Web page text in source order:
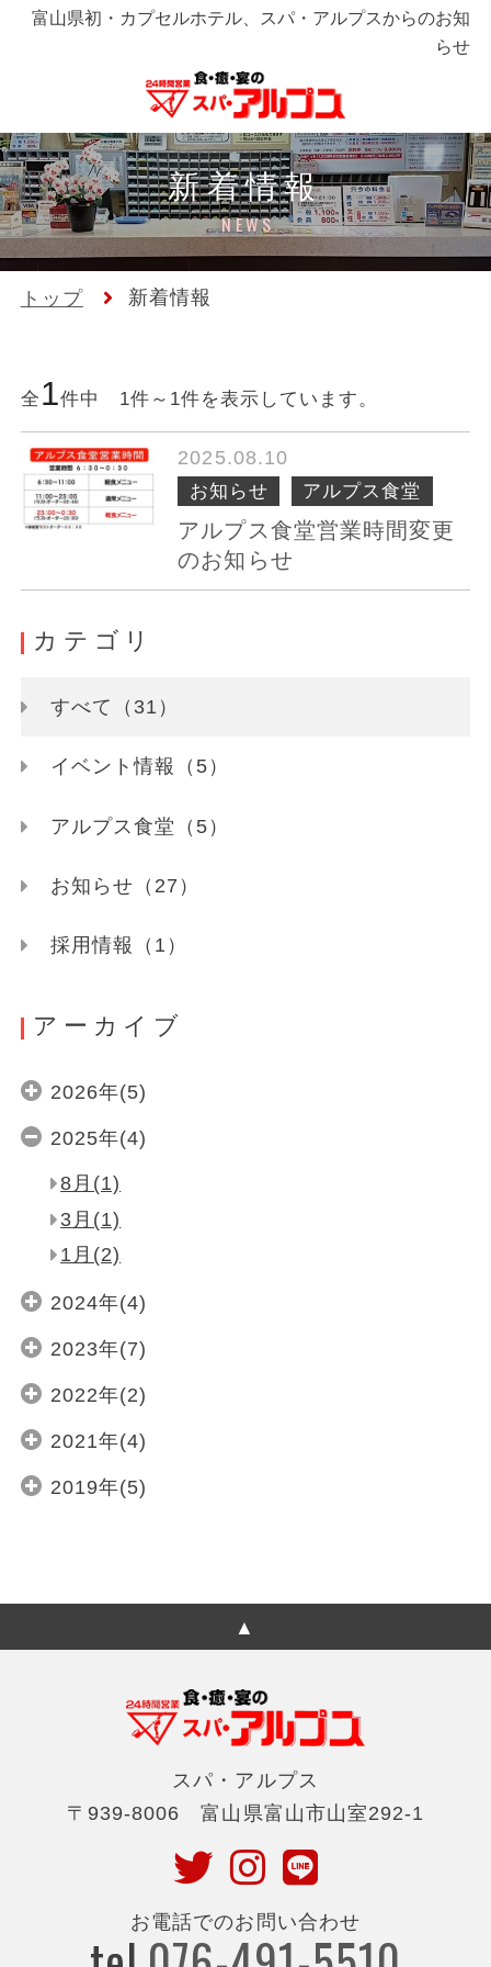
富山県初・カプセルホテル、スパ・アルプスからのお知
らせ
新着情報
NEWS
トップ 新着情報
全 1件中 1件～1件を表示しています。
2025.08.10
お知らせ アルプス食堂
アルプス食堂営業時間変更
のお知らせ
カテゴリ
すべて（31）
イベント情報（5）
アルプス食堂（5）
お知らせ（27）
採用情報（1）
アーカイブ
2026年(5)
2025年(4)
8月(1)
3月(1)
1月(2)
2024年(4)
2023年(7)
2022年(2)
2021年(4)
2019年(5)
スパ・アルプス
〒939-8006 富山県富山市山室292-1
お電話でのお問い合わせ